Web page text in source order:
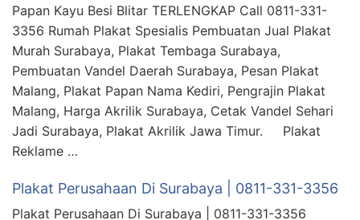
Papan Kayu Besi Blitar TERLENGKAP Call 0811-331-
3356 Rumah Plakat Spesialis Pembuatan Jual Plakat
Murah Surabaya, Plakat Tembaga Surabaya,
Pembuatan Vandel Daerah Surabaya, Pesan Plakat
Malang, Plakat Papan Nama Kediri, Pengrajin Plakat
Malang, Harga Akrilik Surabaya, Cetak Vandel Sehari
Jadi Surabaya, Plakat Akrilik Jawa Timur. Plakat
Reklame …
Plakat Perusahaan Di Surabaya | 0811-331-3356
Plakat Perusahaan Di Surabaya | 0811-331-3356